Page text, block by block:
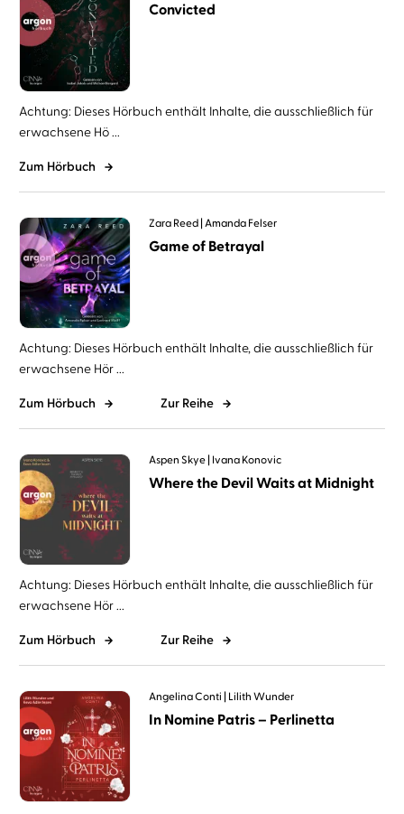
Convicted
Achtung: Dieses Hörbuch enthält Inhalte, die ausschließlich für
erwachsene Hö ...
Zum Hörbuch
Zara Reed Amanda Felser
Game of Betrayal
Achtung: Dieses Hörbuch enthält Inhalte, die ausschließlich für
erwachsene Hör ...
Zum Hörbuch Zur Reihe
Aspen Skye Ivana Konovic
Where the Devil Waits at Midnight
Achtung: Dieses Hörbuch enthält Inhalte, die ausschließlich für
erwachsene Hör ...
Zum Hörbuch Zur Reihe
Angelina Conti Lilith Wunder
In Nomine Patris – Perlinetta